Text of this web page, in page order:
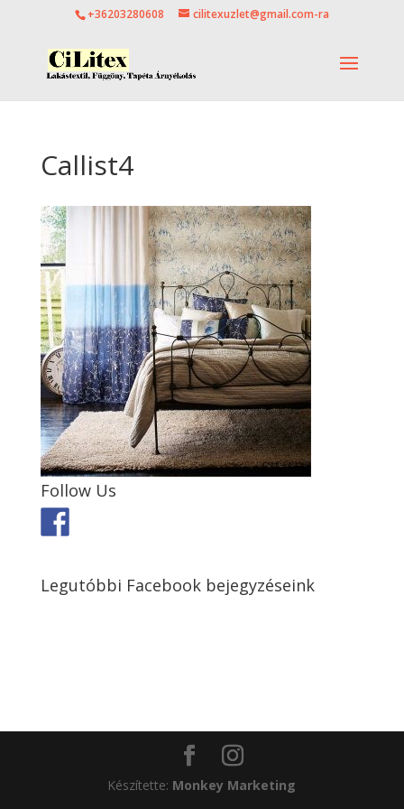
+36203280608 cilitexuzlet@gmail.com-ra
Callist4
Follow Us
Legutóbbi Facebook bejegyzéseink
Készítette: Monkey Marketing